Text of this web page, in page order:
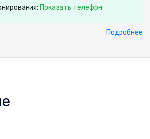
Показать телефон
Подробнее